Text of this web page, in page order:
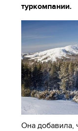
туркомпании.
Она добавила,